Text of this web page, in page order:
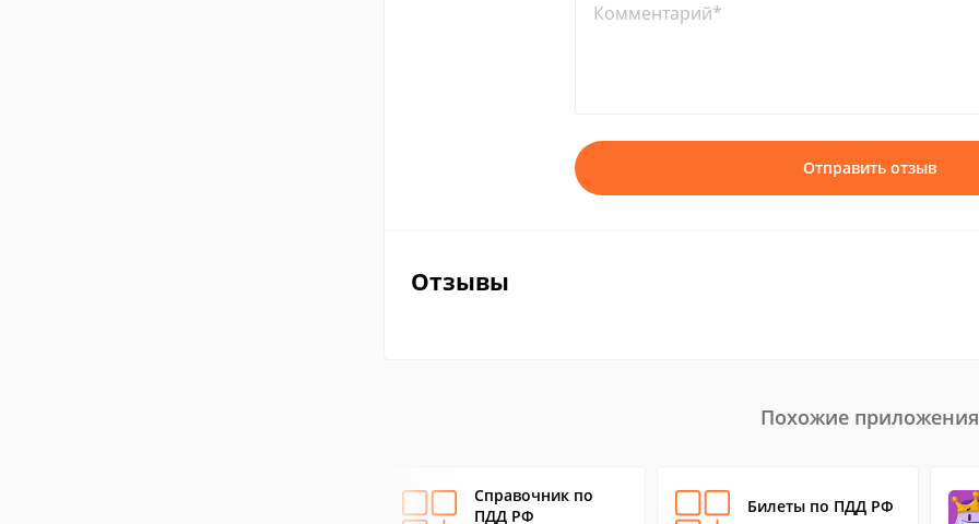
Комментарий*
Отправить отзыв
Отзывы
Похожие приложения
Справочник по
ПДД РФ
Билеты по ПДД РФ